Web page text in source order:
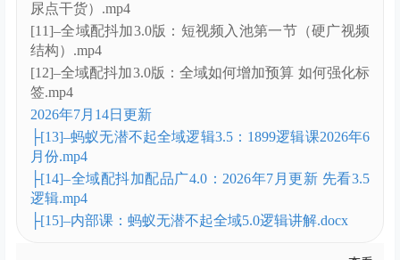
尿点干货）.mp4
[11]–全域配抖加3.0版：短视频入池第一节（硬广视频
结构）.mp4
[12]–全域配抖加3.0版：全域如何增加预算 如何强化标
签.mp4
2026年7月14日更新
├[13]–蚂蚁无潜不起全域逻辑3.5：1899逻辑课2026年6
月份.mp4
├[14]–全域配抖加配品广4.0：2026年7月更新 先看3.5
逻辑.mp4
├[15]–内部课：蚂蚁无潜不起全域5.0逻辑讲解.docx